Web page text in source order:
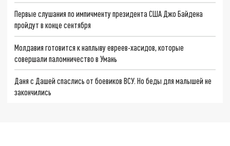
Первые слушания по импичменту президента США Джо Байдена
пройдут в конце сентября
Молдавия готовится к наплыву евреев-хасидов, которые
совершали паломничество в Умань
Даня с Дашей спаслись от боевиков ВСУ. Но беды для малышей не
закончились